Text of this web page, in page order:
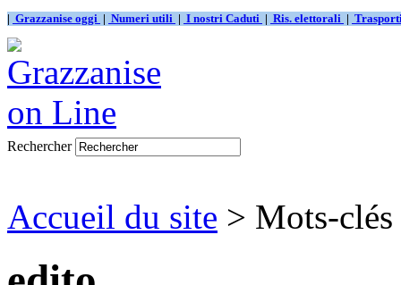
| Grazzanise oggi | Numeri utili | I nostri Caduti | Ris. elettorali |
Rechercher
Accueil du site > Mots-